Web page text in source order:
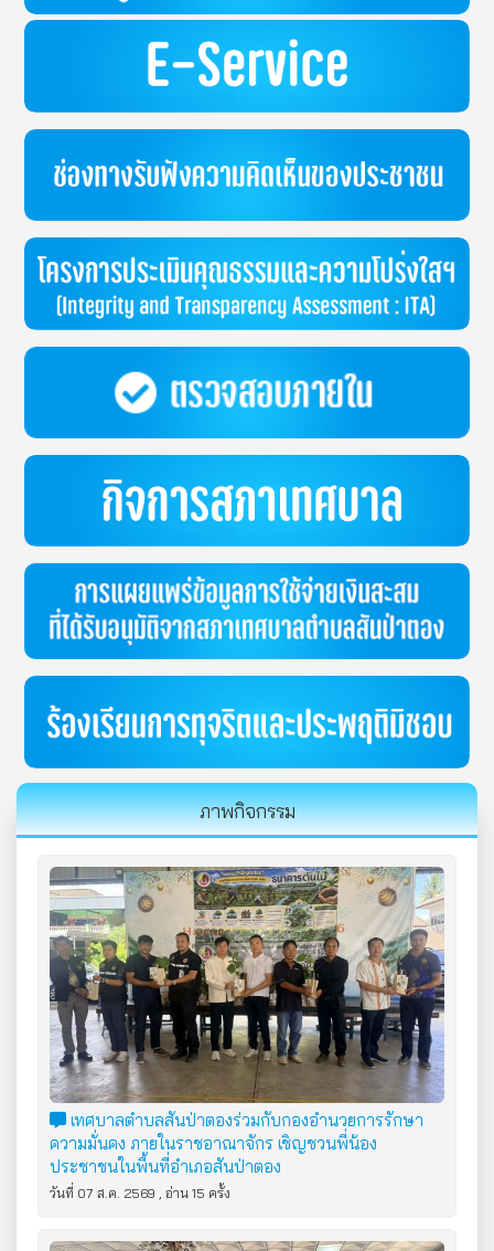
ภาพกิจกรรม
เทศบาลตำบลสันป่าตองร่วมกับกองอำนวยการรักษา
ความมั่นคง ภายในราชอาณาจักร เชิญชวนพี่น้อง
ประชาชนในพื้นที่อำเภอสันป่าตอง
วันที่ 07 ส.ค. 2569 , อ่าน 15 ครั้ง